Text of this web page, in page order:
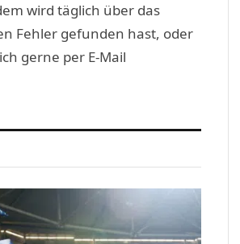
wird täglich über das
Fehler gefunden hast, oder
gerne per E-Mail